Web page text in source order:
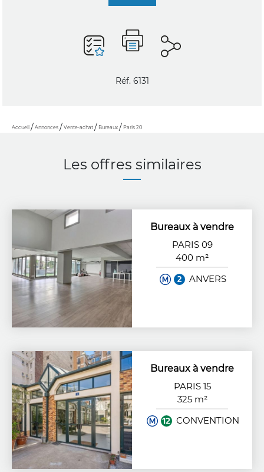
Accueil Annonces Vente-achat Bureaux Paris 20
Réf. 6131
Les offres similaires
Bureaux à vendre
PARIS 09
400 m²
ANVERS
Bureaux à vendre
PARIS 15
325 m²
CONVENTION